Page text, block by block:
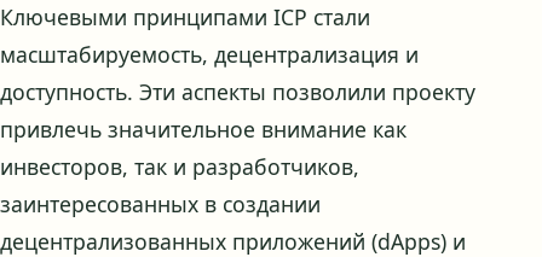
Ключевыми принципами ICP стали
масштабируемость, децентрализация и
доступность. Эти аспекты позволили проекту
привлечь значительное внимание как
инвесторов, так и разработчиков,
заинтересованных в создании
децентрализованных приложений (dApps) и